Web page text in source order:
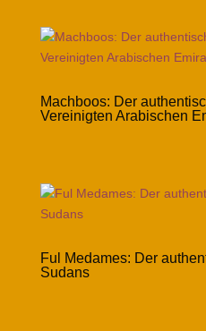
Machboos: Der
Vereinigten Arabischen
Ful Medames: Der
Sudans